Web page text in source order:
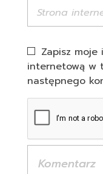
Zapisz
internetową w
następnego